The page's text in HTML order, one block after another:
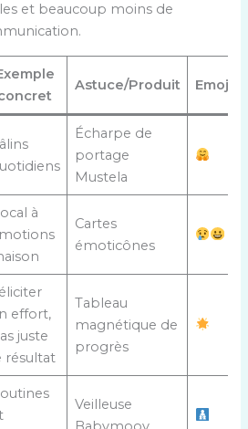
et beaucoup moins de
Astuce/Produit Emojis
Écharpe de
portage
Mustela
à
Cartes
émoticônes
effort,
juste
résultat
Tableau
magnétique de
progrès
Veilleuse